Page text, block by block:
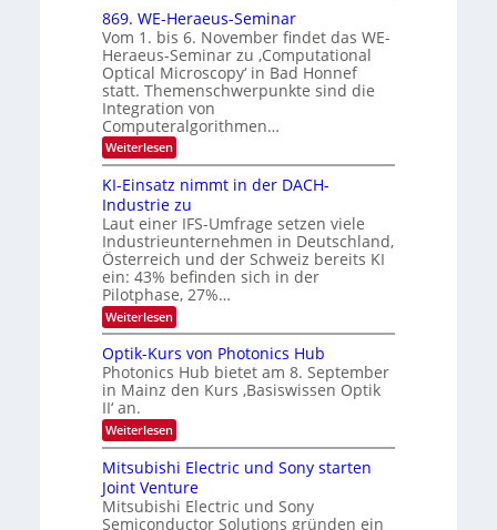
6
u
n
d
B
i
l
d
v
e
r
a
r
b
e
i
t
u
n
g
s
-
T
e
n
t
d
e
n
k
t
x
o
s
e
n
s
m
e
l
d
e
t
t
a
r
k
e
s
W
a
c
h
s
t
u
i
m
e
r
s
t
e
869. WE-Heraeus-Seminar
Vom 1. bis 6. November findet das WE-
Heraeus-Seminar zu ‚Computational
Optical Microscopy‘ in Bad Honnef
statt. Themenschwerpunkte sind die
Integration von
Computeralgorithmen…
Weiterlesen:
8
9
.
W
E
-
H
e
r
a
e
u
s
-
S
m
i
a
r
KI-Einsatz nimmt in der DACH-
Industrie zu
Laut einer IFS-Umfrage setzen viele
Industrieunternehmen in Deutschland,
Österreich und der Schweiz bereits KI
ein: 43% befinden sich in der
Pilotphase, 27%…
Weiterlesen:
K
-
E
i
s
a
t
z
n
i
m
Optik-Kurs von Photonics Hub
Photonics Hub bietet am 8. September
in Mainz den Kurs ‚Basiswissen Optik
II‘ an.
Weiterlesen:
O
p
t
i
k
-
Mitsubishi Electric und Sony starten
Joint Venture
Mitsubishi Electric und Sony
Semiconductor Solutions gründen ein